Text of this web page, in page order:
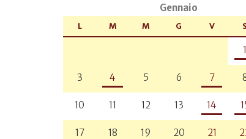
Gennaio
L M M G V S
1
3 4 5 6 7
10 11 12 13 14
17 18 19 20 21